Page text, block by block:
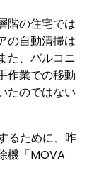
階の住宅では
の自動清掃は
た、バルコニ
作業での移動
たのではない
るために、昨
機「MOVA